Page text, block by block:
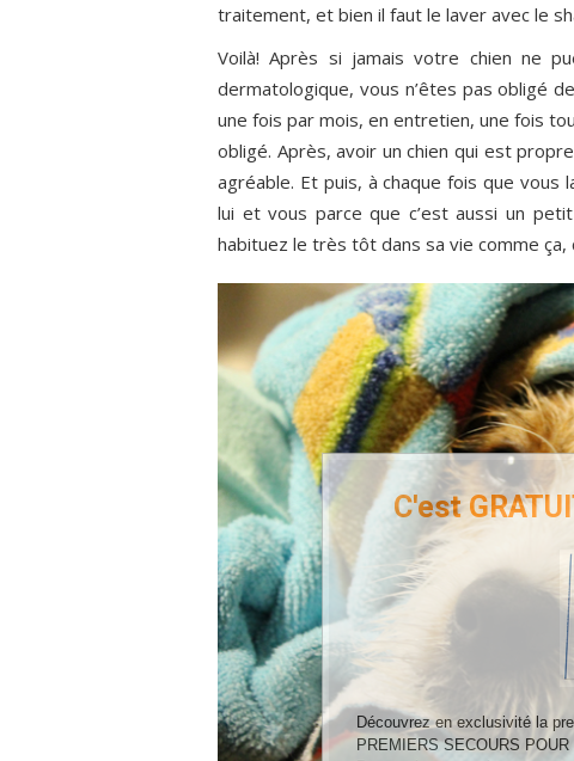
traitement, et bien il faut le laver avec le
Voilà! Après si jamais votre chien ne
dermatologique, vous n’êtes pas obligé
une fois par mois, en entretien, une fois
obligé. Après, avoir un chien qui est
agréable. Et puis, à chaque fois que
lui et vous parce que c’est aussi un
habituez le très tôt dans sa vie comme
C'est
Découvrez en exclusivité la
PREMIERS SECOURS